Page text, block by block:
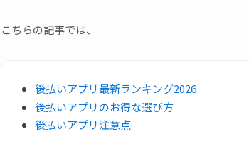
こちらの記事では、
後払いアプリ最新ランキング2026
後払いアプリのお得な選び方
後払いアプリ注意点